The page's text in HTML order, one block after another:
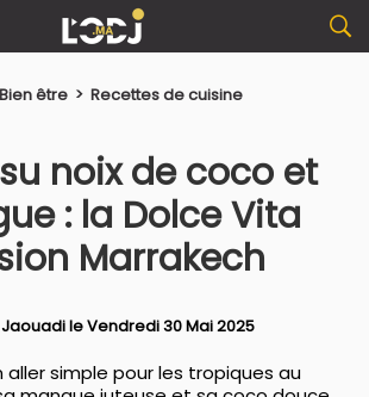
être > Recettes de cuisine
noix de coco et
: la Dolce Vita
Marrakech
le Vendredi 30 Mai 2025
aller simple pour les tropiques au